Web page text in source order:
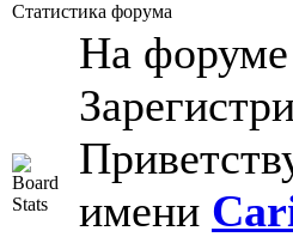
Статистика форума
На
имени